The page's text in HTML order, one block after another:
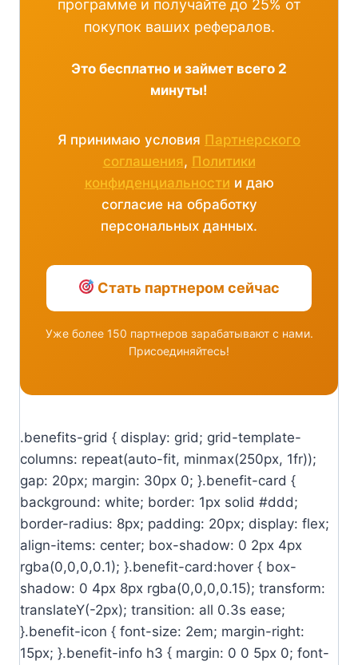
программе и получайте до 25% от
покупок ваших рефералов.
Это бесплатно и займет всего 2
минуты!
Я принимаю условия Партнерского
соглашения, Политики
конфиденциальности и даю
согласие на обработку
персональных данных.
Стать партнером сейчас
Уже более 150 партнеров зарабатывают с нами.
Присоединяйтесь!
.benefits-grid { display: grid; grid-template-
columns: repeat(auto-fit, minmax(250px, 1fr));
gap: 20px; margin: 30px 0; }.benefit-card {
background: white; border: 1px solid #ddd;
border-radius: 8px; padding: 20px; display: flex;
align-items: center; box-shadow: 0 2px 4px
rgba(0,0,0,0.1); }.benefit-card:hover { box-
shadow: 0 4px 8px rgba(0,0,0,0.15); transform:
translateY(-2px); transition: all 0.3s ease;
}.benefit-icon { font-size: 2em; margin-right:
15px; }.benefit-info h3 { margin: 0 0 5px 0; font-